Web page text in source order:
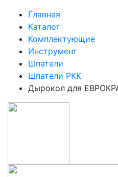
Главная
Каталог
Комплектующие
Инструмент
Шпатели
Шпатели РКК
Дырокол для